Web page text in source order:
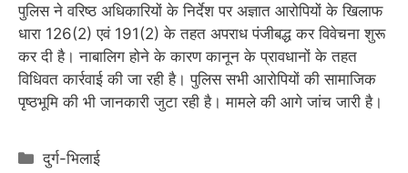
पुलिस ने वरिष्ठ अधिकारियों के निर्देश पर अज्ञात आरोपियों के खिलाफ
धारा 126(2) एवं 191(2) के तहत अपराध पंजीबद्ध कर विवेचना शुरू
कर दी है। नाबालिग होने के कारण कानून के प्रावधानों के तहत
विधिवत कार्रवाई की जा रही है। पुलिस सभी आरोपियों की सामाजिक
पृष्ठभूमि की भी जानकारी जुटा रही है। मामले की आगे जांच जारी है।
Categories
दुर्ग-भिलाई